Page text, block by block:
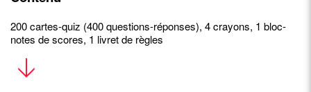
200 cartes-quiz (400 questions-réponses), 4 crayons, 1 bloc-
notes de scores, 1 livret de règles
• Questions intéressantes et anecdotes étonnantes autour